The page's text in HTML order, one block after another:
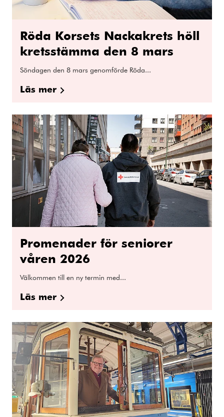
Röda Korsets Nackakrets höll
kretsstämma den 8 mars
Söndagen den 8 mars genomförde Röda...
Läs mer
Promenader för seniorer
våren 2026
Välkommen till en ny termin med...
Läs mer